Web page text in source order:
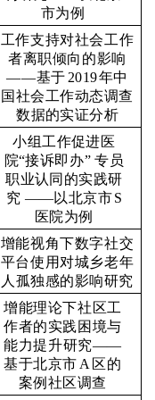
市为例
工作支持对社会工作
者离职倾向的影响
——基于 2019年中
国社会工作动态调查
数据的实证分析
小组工作促进医
院“接诉即办” 专员
职业认同的实践研
究 ——以北京市S
医院为例
增能视角下数字社交
平台使用对城乡老年
人孤独感的影响研究
增能理论下社区工
作者的实践困境与
能力提升研究——
基于北京市 A 区的
案例社区调查